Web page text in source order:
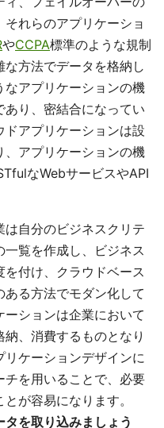
れらのアプリケーショ
やCCPA標準のような規制
方法でデータを格納し
なアプリケーションの機
り、密結合になってい
ドアプリケーションは設
アプリケーションの機
なWebサービスやAPI
自分のビジネスクリテ
覧を作成し、ビジネス
付け、クラウドベース
る方法でモダン化して
ションは企業において
、消費するものとなり
リケーションデザインに
チを用いることで、必要
が容易になります。
タを取り込みましょう